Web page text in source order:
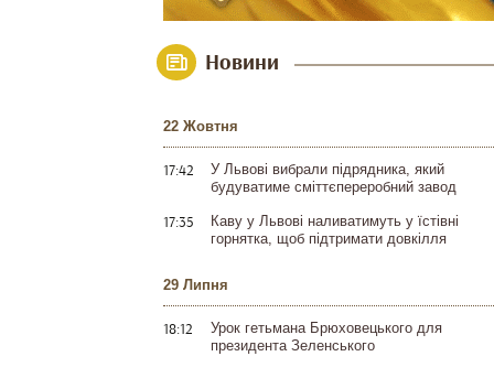
Новини
22 Жовтня
17:42
У Львові вибрали підрядника, який
будуватиме сміттєпереробний завод
17:35
Каву у Львові наливатимуть у їстівні
горнятка, щоб підтримати довкілля
29 Липня
18:12
Урок гетьмана Брюховецького для
президента Зеленського